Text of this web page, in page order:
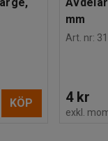
KÖP
mm
Art. nr:
4 kr
exkl.